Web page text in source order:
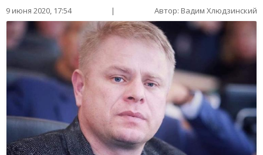
9 июня 2020, 17:54 | Автор: Вадим Хлюдзинский